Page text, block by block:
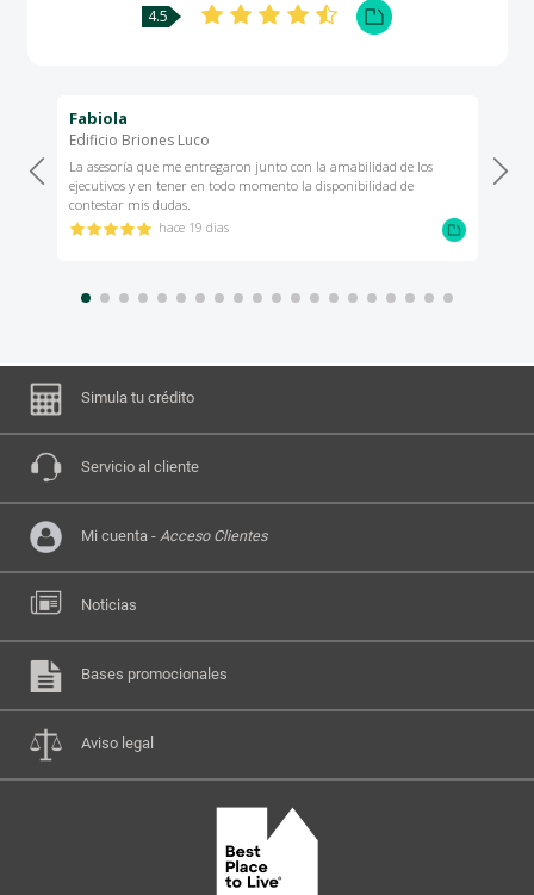
Simula tu crédito
Servicio al cliente
Mi cuenta - Acceso Clientes
Noticias
Bases promocionales
Aviso legal